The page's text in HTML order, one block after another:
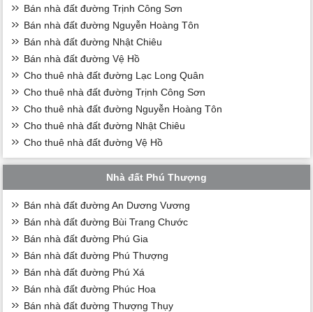
Bán nhà đất đường Trịnh Công Sơn
Bán nhà đất đường Nguyễn Hoàng Tôn
Bán nhà đất đường Nhật Chiêu
Bán nhà đất đường Vệ Hồ
Cho thuê nhà đất đường Lạc Long Quân
Cho thuê nhà đất đường Trịnh Công Sơn
Cho thuê nhà đất đường Nguyễn Hoàng Tôn
Cho thuê nhà đất đường Nhật Chiêu
Cho thuê nhà đất đường Vệ Hồ
Nhà đất Phú Thượng
Bán nhà đất đường An Dương Vương
Bán nhà đất đường Bùi Trang Chước
Bán nhà đất đường Phú Gia
Bán nhà đất đường Phú Thượng
Bán nhà đất đường Phú Xá
Bán nhà đất đường Phúc Hoa
Bán nhà đất đường Thượng Thụy